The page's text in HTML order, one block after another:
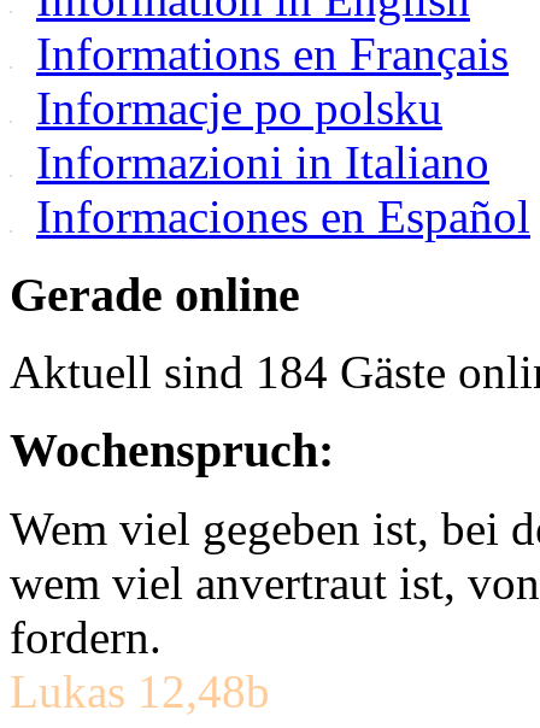
Informations en Français
Informacje po polsku
Informazioni in Italiano
Informaciones en Español
Gerade online
Aktuell sind 184 Gäste
Wochenspruch:
Wem viel gegeben ist, bei
wem viel anvertraut ist,
fordern.
Lukas 12,48b